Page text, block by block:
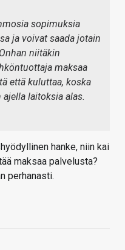
sopimuksia
ja voivat saada jotain
niitäkin
maksaa
että kuluttaa, koska
laitoksia alas.
hanke, niin kai
maksaa palvelusta?
perhanasti.